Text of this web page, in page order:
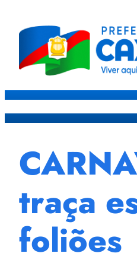
traça
foliões